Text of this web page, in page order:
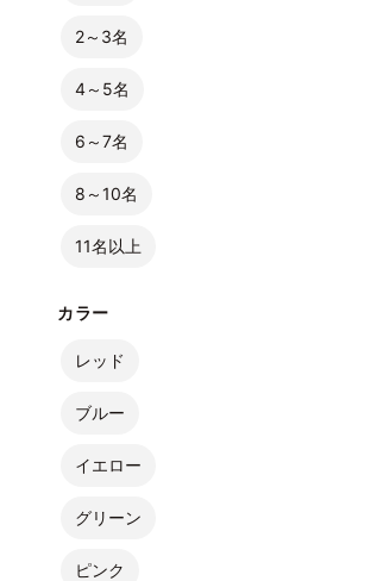
2～3名
4～5名
6～7名
8～10名
11名以上
カラー
レッド
ブルー
イエロー
グリーン
ピンク